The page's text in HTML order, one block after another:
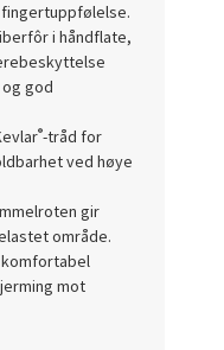
i håndflate,
og god
®-tråd for
ved høye
gir
område.
mot